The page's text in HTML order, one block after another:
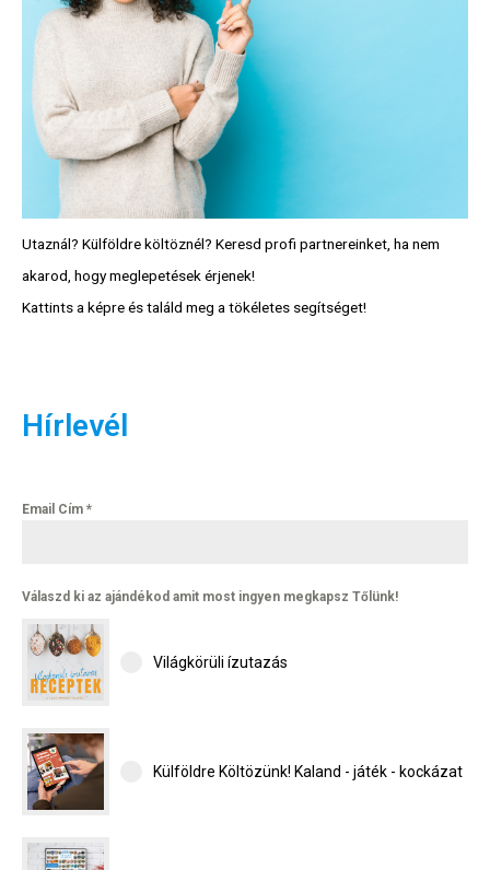
Hírlevél
Válaszd ki az ajándékod amit
most ingyen megkapsz Tőlünk!
Utaznál? Külföldre költöznél? Keresd profi partnereinket, ha nem
akarod, hogy meglepetések érjenek!
Kattints a képre és találd meg a tökéletes segítséget!
Hírlevél
Email Cím *
Válaszd ki az ajándékod amit most ingyen megkapsz Tőlünk!
Világkörüli ízutazás
Külföldre Költözünk! Kaland - játék - kockázat